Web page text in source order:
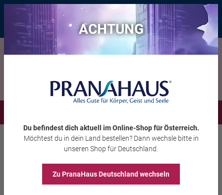
Bis zu 20 € Rabatt* mit dem Vorteils-Codeeintauchen , gültig bis
11.08.2026
Aura-Soma® Equilibrium
ACHTUNG
Du befindest dich aktuell im Online-Shopfür Österreich.
Möchtest du in dein Land bestellen? Dann wechsle bitte in
unseren Shop für Deutschland
Zu PranaHausDeutschland wechseln